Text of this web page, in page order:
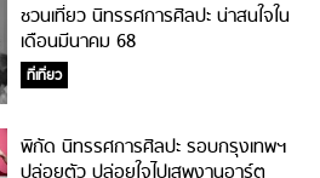
ชวนเที่ยว นิทรรศการศิลปะ น่าสนใจใน
เดือนมีนาคม 68
ที่เที่ยว
พิกัด นิทรรศการศิลปะ รอบกรุงเทพฯ